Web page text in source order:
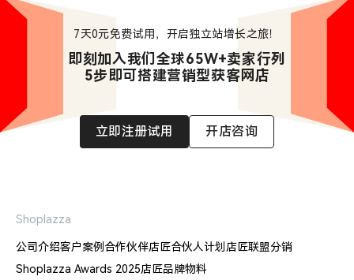
7天0元免费试用，开启独立站增长之旅！
即刻加入我们全球65W+卖家行列
5步即可搭建营销型获客网店
立即注册试用 开店咨询
Shoplazza
公司介绍客户案例合作伙伴店匠合伙人计划店匠联盟分销
Shoplazza Awards 2025店匠品牌物料